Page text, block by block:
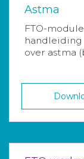
Astma
FTO-
handleiding
over astma